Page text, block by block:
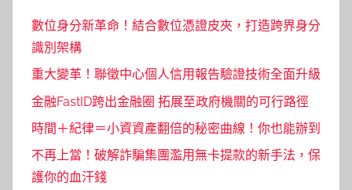
數位身分新革命！結合數位憑證皮夾，打造跨界身分
識別架構
重大變革！聯徵中心個人信用報告驗證技術全面升級
金融FastID跨出金融圈 拓展至政府機關的可行路徑
時間＋紀律＝小資資產翻倍的秘密曲線！你也能辦到
不再上當！破解詐騙集團濫用無卡提款的新手法，保
護你的血汗錢